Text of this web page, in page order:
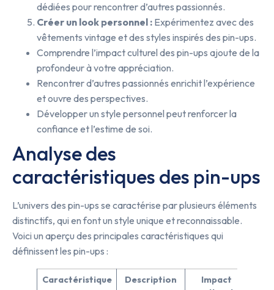
dédiées pour rencontrer d’autres passionnés.
Créer un look personnel : Expérimentez avec des
vêtements vintage et des styles inspirés des pin-ups.
Comprendre l’impact culturel des pin-ups ajoute de la
profondeur à votre appréciation.
Rencontrer d’autres passionnés enrichit l’expérience
et ouvre des perspectives.
Développer un style personnel peut renforcer la
confiance et l’estime de soi.
Analyse des
caractéristiques des pin-ups
L’univers des pin-ups se caractérise par plusieurs éléments
distinctifs, qui en font un style unique et reconnaissable.
Voici un aperçu des principales caractéristiques qui
définissent les pin-ups :
Caractéristique Description
Impact